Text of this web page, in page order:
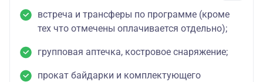
встреча и трансферы по программе (кроме
тех что отмечены оплачивается отдельно);
групповая аптечка, костровое снаряжение;
прокат байдарки и комплектующего